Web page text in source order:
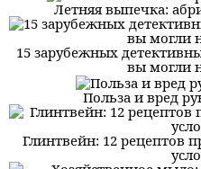
Летняя выпечка:
15 зарубежных
вы могли
Польза и вред
Глинтвейн: 12 рецептов